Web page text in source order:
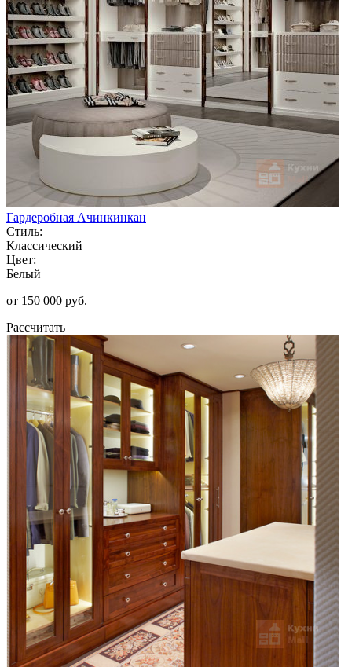
Гардеробная Ачинкинкан
Стиль:
Классический
Цвет:
Белый
от 150 000 руб.
Рассчитать